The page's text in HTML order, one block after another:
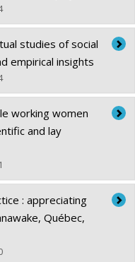
studies of social
empirical insights
working women
and lay
: appreciating
Québec,